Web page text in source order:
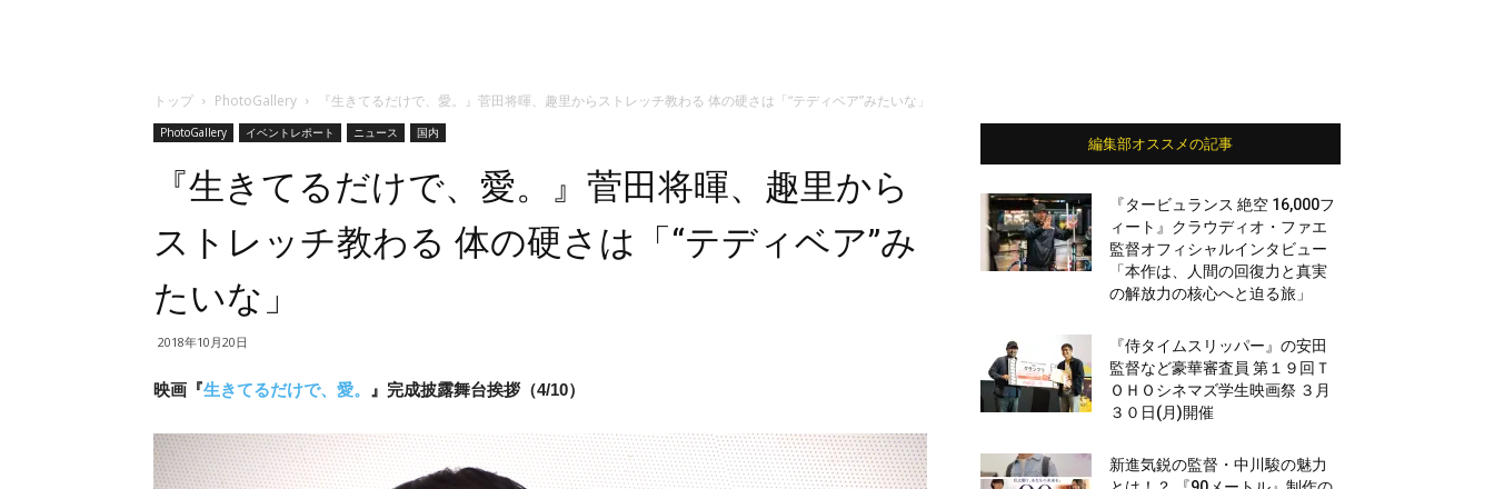
トップ PhotoGallery 『生きてるだけで、愛。』菅田将暉、趣里からストレッチ教わる 体の硬さは「“テディベア”みたいな」
PhotoGallery イベントレポート ニュース 国内
『生きてるだけで、愛。』菅田将暉、趣里から
ストレッチ教わる 体の硬さは「“テディベア”み
たいな」
2018年10月20日
映画『生きてるだけで、愛。 』完成披露舞台挨拶（4/10）
編集部オススメの記事
『タービュランス 絶空 16,000フ
ィート』クラウディオ・ファエ
監督オフィシャルインタビュー
「本作は、人間の回復力と真実
の解放力の核心へと迫る旅」
『侍タイムスリッパー』の安田
監督など豪華審査員 第１９回Ｔ
ＯＨＯシネマズ学生映画祭 ３月
３０日(月)開催
新進気鋭の監督・中川駿の魅力